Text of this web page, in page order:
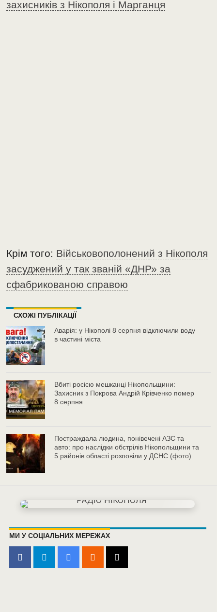
захисників з Нікополя і Марганця
Крім того: Військовополонений з Нікополя
засуджений у так званій «ДНР» за
сфабрикованою справою
СХОЖІ ПУБЛІКАЦІЇ
Аварія: у Нікополі 8 серпня відключили воду
в частині міста
Вбиті росією мешканці Нікопольщини:
Захисник з Покрова Андрій Крівченко помер
8 серпня
Постраждала людина, понівечені АЗС та
авто: про наслідки обстрілів Нікопольщини та
5 районів області розповіли у ДСНС (фото)
МИ У СОЦІАЛЬНИХ МЕРЕЖАХ